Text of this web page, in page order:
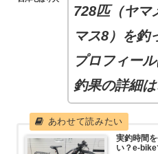
728匹（ヤマ
マス8）を釣
プロフィール
釣果の詳細は
実釣時間
い？e-bike